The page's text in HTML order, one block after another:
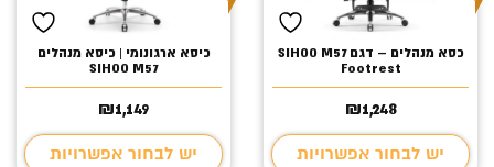
כסא מנהלים – דגם SIHOO M57
Footrest
₪1,248
יש לבחור אפשרויות
כיסא ארגונומי | כיסא מנהלים
SIHOO M57
₪1,149
יש לבחור אפשרויות